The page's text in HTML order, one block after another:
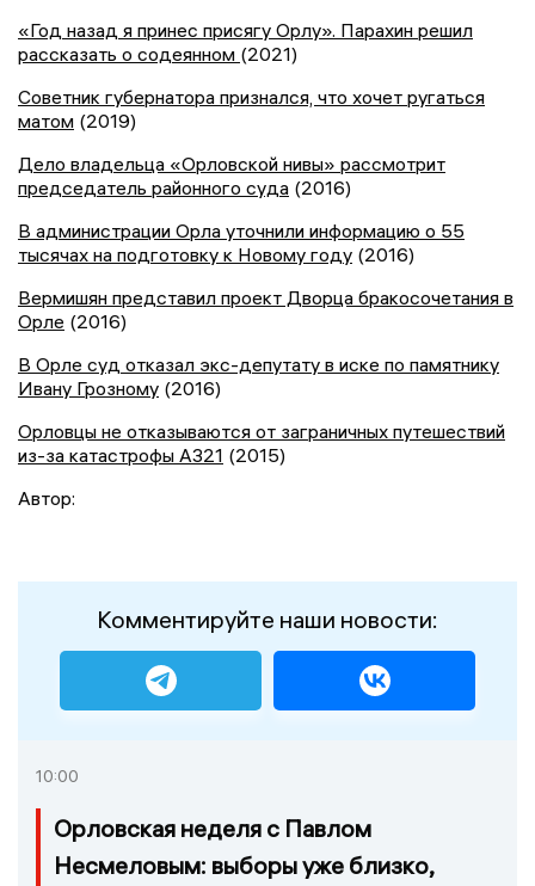
«Год назад я принес присягу Орлу». Парахин решил
рассказать о содеянном (2021)
Советник губернатора признался, что хочет ругаться
матом (2019)
Дело владельца «Орловской нивы» рассмотрит
председатель районного суда (2016)
В администрации Орла уточнили информацию о 55
тысячах на подготовку к Новому году (2016)
Вермишян представил проект Дворца бракосочетания в
Орле (2016)
В Орле суд отказал экс-депутату в иске по памятнику
Ивану Грозному (2016)
Орловцы не отказываются от заграничных путешествий
из-за катастрофы A321 (2015)
Автор:
Комментируйте наши новости:
10:00
Орловская неделя с Павлом
Несмеловым: выборы уже близко,